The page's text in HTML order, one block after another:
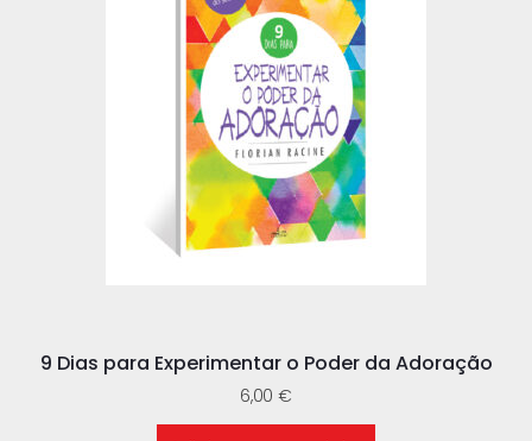
9 Dias para Experimentar o Poder da Adoração
6,00€